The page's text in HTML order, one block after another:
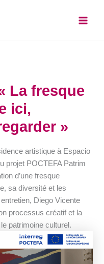
La fresque
ici,
»
artistique à Espacio
projet POCTEFA Patrim
d’une fresque
sa diversité et les
Diego Vicente
processus créatif et la
patrimoine culturel.